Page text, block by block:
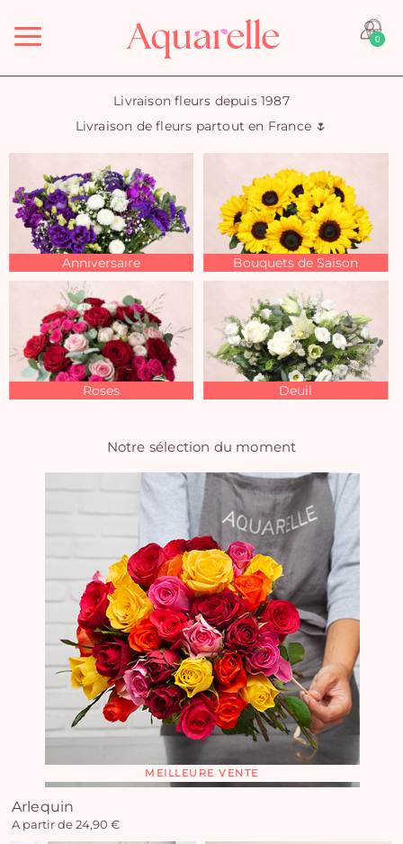
Menu 0
Livraison fleurs depuis 1987
Livraison de fleurs partout en France 🌷
Anniversaire Bouquets de Saison
Roses Deuil
Notre sélection du moment
MEILLEURE VENTE
Arlequin
A partir de 24,90 €